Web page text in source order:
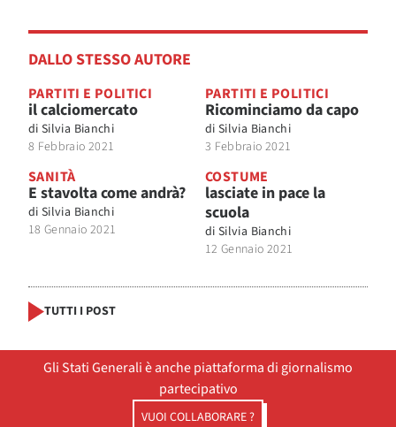
DALLO STESSO AUTORE
PARTITI E POLITICI
il calciomercato
di Silvia Bianchi
8 Febbraio 2021
PARTITI E POLITICI
Ricominciamo da capo
di Silvia Bianchi
3 Febbraio 2021
SANITÀ
E stavolta come andrà?
di Silvia Bianchi
18 Gennaio 2021
COSTUME
lasciate in pace la
scuola
di Silvia Bianchi
12 Gennaio 2021
TUTTI I POST
Gli Stati Generali è anche piattaforma di giornalismo
partecipativo
VUOI COLLABORARE ?